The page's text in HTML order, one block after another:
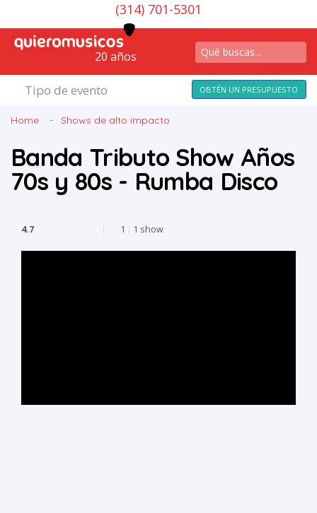
(314) 701-5301
20 años
Tipo de evento OBTÉN UN PRESUPUESTO
Home Shows de alto impacto
Banda Tributo Show Años
70s y 80s - Rumba Disco
4.7 | 1 | 1 show